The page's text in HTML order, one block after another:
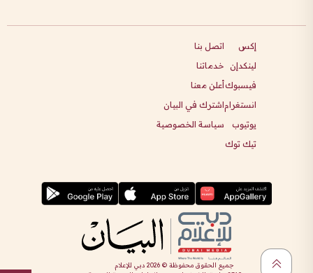
إكس
لينكدإن
فيسبوك
انستغرام
يوتيوب
تيك توك
اتصل بنا
خدماتنا
أعلن معنا
اشترك في البيان
سياسة الخصوصية
جميع الحقوق محفوظة ©2026 دبي للإعلام